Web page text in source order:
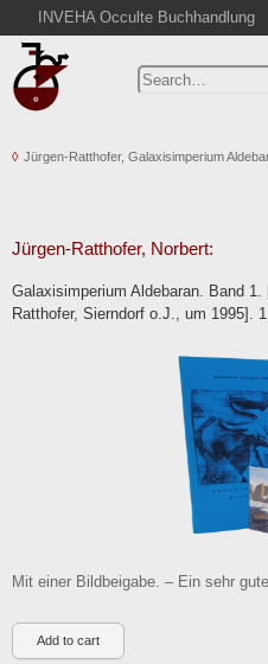
INVEHA Occulte Buchhandlung
Home
Advanced Search
Cart
Contact
Jürgen-Ratthofer, Galaxisimperium
Jürgen-Ratthofer, Norbert:
Galaxisimperium Aldebaran. Band
Ratthofer, Sierndorf o.J., um 1995].
Mit einer Bildbeigabe. – Ein sehr